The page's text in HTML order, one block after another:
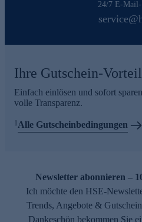
24/7 E-Mail-
Ihre Gutschein-
Einfach einlösen und sofort
volle Transparenz.
1 Alle Gutscheinbedingungen
Newsletter abonnieren –
Ich möchte den HSE-
Trends, Angebote &
Dankeschön bekommen Sie